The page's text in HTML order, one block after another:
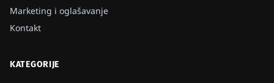
Marketing i oglašavanje
Kontakt
KATEGORIJE